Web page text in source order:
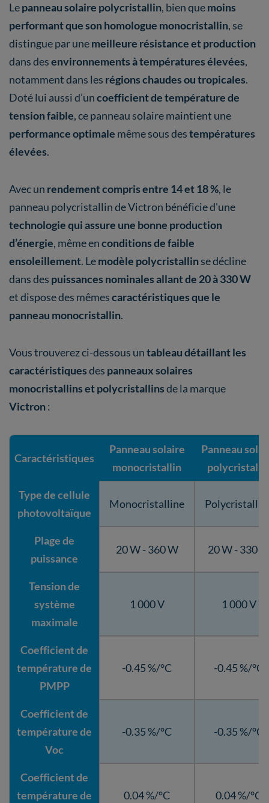
Lepanneau solaire polycristallin, bien quemoins
performant que son homologue monocristallin, se
distingue par unemeilleure résistance et production
dans desenvironnements à températures élevées,
notamment dans les régions chaudes ou tropicales.
Doté lui aussi d’uncoefficient de température de
tension faible, ce panneau solaire maintient une
performance optimale même sous destempératures
élevées.
Avec un rendement compris entre 14 et 18 %, le
panneau polycristallin de Victron bénéficie d'une
technologie qui assure une bonne production
d’énergie, même enconditions de faible
ensoleillement. Lemodèle polycristallinse décline
dans des puissances nominales allant de 20 à 330 W
et dispose des mêmescaractéristiques que le
panneau monocristallin.
Vous trouverez ci-dessous untableau détaillant les
caractéristiquesdes panneaux solaires
monocristallins et polycristallinsde la marque
Victron:
Caractéristiques
Panneau solaire
monocristallin
Panneau
Type de cellule
photovoltaïque
Monocristalline
Plage de
puissance
20 W - 360 W 20 W - 330
Tension de
système
maximale
1 000 V 1 000 V
Coefficient de
température de
PMPP
-0.45 %/°C -0.45 %/°C
Coefficient de
température de
Voc
-0.35 %/°C -0.35 %/°C
Coefficient de
température de
0.04 %/°C 0.04 %/°C